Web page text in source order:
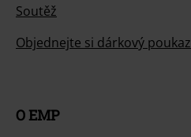
Soutěž
Objednejte si dárkový poukaz
O EMP